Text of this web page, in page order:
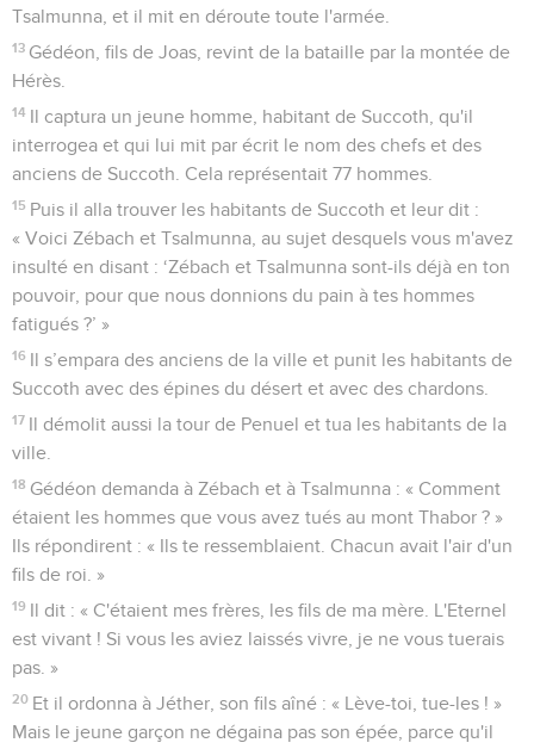
Tsalmunna, et il mit en déroute toute l'armée.
13 Gédéon, fils de Joas, revint de la bataille par la montée de
Hérès.
14 Il captura un jeune homme, habitant de Succoth, qu'il
interrogea et qui lui mit par écrit le nom des chefs et des
anciens de Succoth. Cela représentait 77 hommes.
15 Puis il alla trouver les habitants de Succoth et leur dit :
« Voici Zébach et Tsalmunna, au sujet desquels vous m'avez
insulté en disant : ‘Zébach et Tsalmunna sont-ils déjà en ton
pouvoir, pour que nous donnions du pain à tes hommes
fatigués ?’ »
16 Il s’empara des anciens de la ville et punit les habitants de
Succoth avec des épines du désert et avec des chardons.
17 Il démolit aussi la tour de Penuel et tua les habitants de la
ville.
18 Gédéon demanda à Zébach et à Tsalmunna : « Comment
étaient les hommes que vous avez tués au mont Thabor ? »
Ils répondirent : « Ils te ressemblaient. Chacun avait l'air d'un
fils de roi. »
19 Il dit : « C'étaient mes frères, les fils de ma mère. L'Eternel
est vivant ! Si vous les aviez laissés vivre, je ne vous tuerais
pas. »
20 Et il ordonna à Jéther, son fils aîné : « Lève-toi, tue-les ! »
Mais le jeune garçon ne dégaina pas son épée, parce qu'il